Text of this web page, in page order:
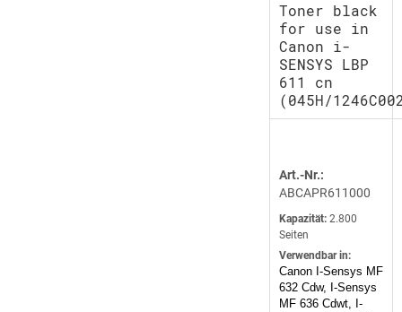
Toner black
for use in
Canon i-
SENSYS LBP
611 cn
(045H/
Art.-Nr.:
ABCAPR611000
Kapazität: 2.800
Seiten
Verwendbar in:
Canon I-Sensys MF
632 Cdw, I-Sensys
MF 636 Cdwt, I-